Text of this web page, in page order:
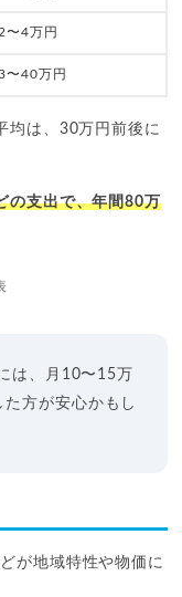
2〜4万円
〜40万円
均は、30万円前後に
の支出で、年間80万
は、月10〜15万
方が安心かもし
が地域特性や物価に